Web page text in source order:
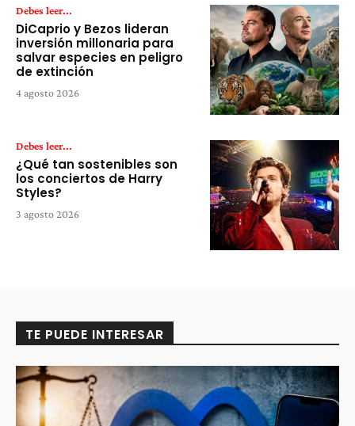
Debes leer...
DiCaprio y Bezos lideran
inversión millonaria para
salvar especies en peligro
de extinción
4 agosto 2026
Debes leer...
¿Qué tan sostenibles son
los conciertos de Harry
Styles?
3 agosto 2026
TE PUEDE INTERESAR